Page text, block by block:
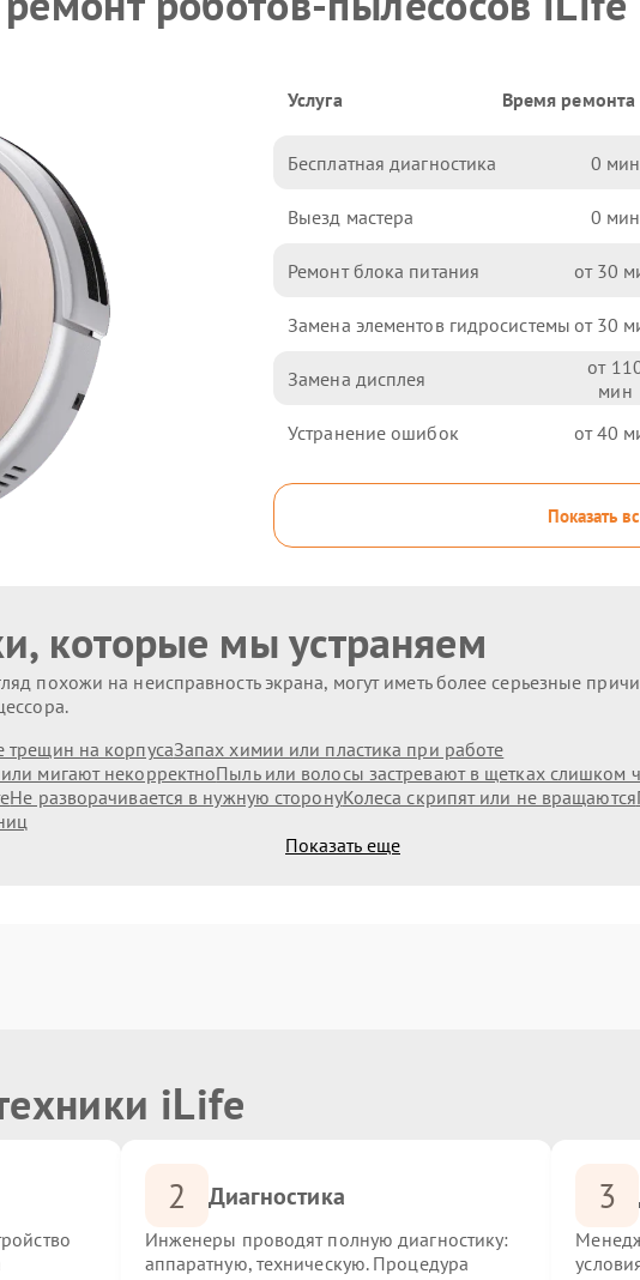
Услуга Время ремонта
Бесплатная диагностика 0
Выезд мастера 0
Ремонт блока питания 30
Замена элементов гидросистемы 30
Замена дисплея
Устранение ошибок 40
Показать
которые мы устраняем
похожи на неисправность экрана, могут иметь более серьезные
трещин на корпусаЗапах химии или пластика при работе
мигают некорректноПыль или волосы застревают в щетках слишком
Не разворачивается в нужную сторонуКолеса скрипят или не вращаются
Показать еще
iLife
2 Диагностика
Инженеры проводят полную диагностику:
аппаратную, техническую. Процедура
3